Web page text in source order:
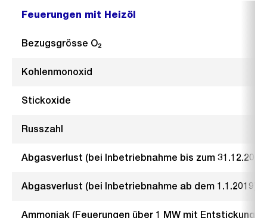
Feuerungen mit Heizöl
Bezugsgrösse O₂
Kohlenmonoxid
Stickoxide
Russzahl
Abgasverlust (bei Inbetriebnahme bis zum
Abgasverlust (bei Inbetriebnahme ab dem 1.1.2019)
Ammoniak (Feuerungen über 1 MW mit